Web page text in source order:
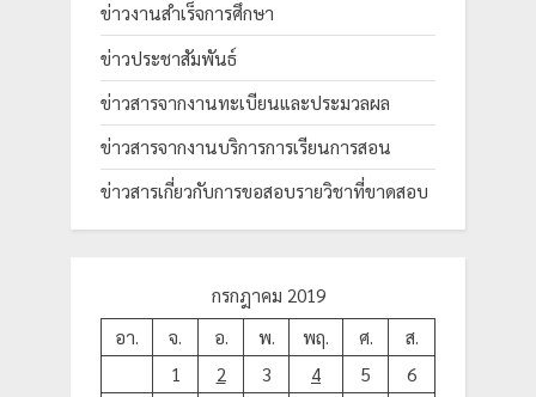
ข่าวงานสำเร็จการศึกษา
ข่าวประชาสัมพันธ์
ข่าวสารจากงานทะเบียนและประมวลผล
ข่าวสารจากงานบริการการเรียนการสอน
ข่าวสารเกี่ยวกับการขอสอบรายวิชาที่ขาดสอบ
กรกฎาคม 2019
อา.
จ. อ. พ. พฤ. ศ.
ส.
1
2 3 4 5
6